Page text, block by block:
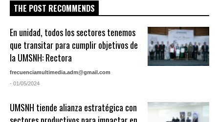
THE POST RECOMMENDS
En unidad, todos los sectores tenemos
que transitar para cumplir objetivos de
la UMSNH: Rectora
frecuenciamultimedia.adm@gmail.com
- 01/05/2024
UMSNH tiende alianza estratégica con